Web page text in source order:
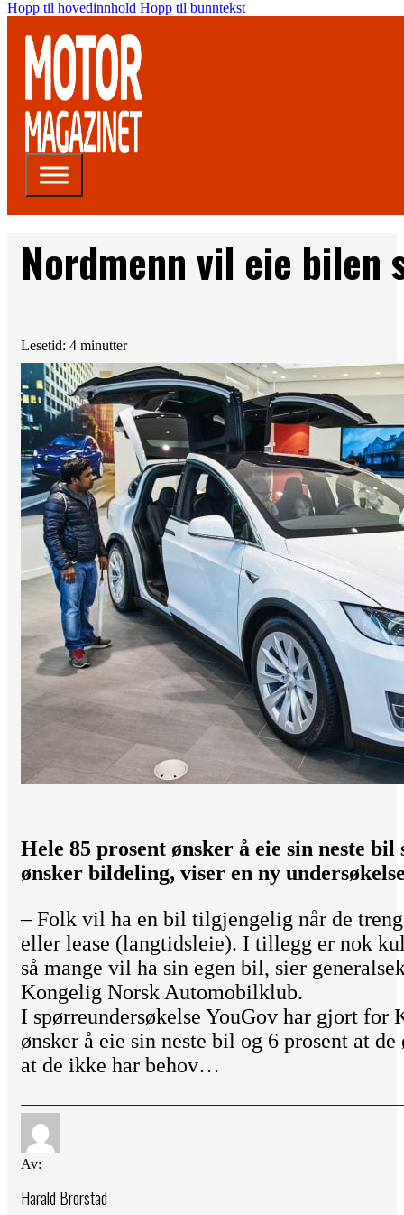
Hopp til hovedinnhold Hopp til bunntekst
Nordmenn vil eie bilen
Lesetid: 4 minutter
Hele 85 prosent ønsker å eie sin neste bil
ønsker bildeling, viser en ny
– Folk vil ha en bil tilgjengelig når de
eller lease (langtidsleie). I tillegg er nok
så mange vil ha sin egen bil, sier
Kongelig Norsk Automobilklub.
I spørreundersøkelse YouGov har gjort for
ønsker å eie sin neste bil og 6 prosent at
at de ikke har behov…
Av:
Harald Brorstad